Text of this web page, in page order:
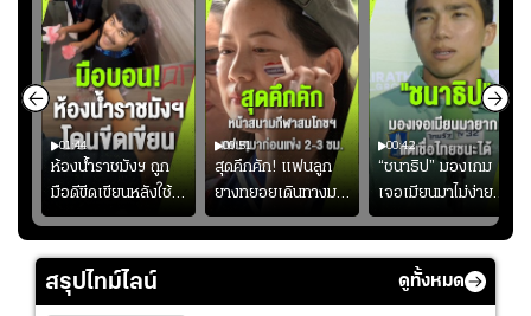
01:44
ห้องน้ำราชมังฯ ถูก
มือดีขีดเขียนหลังใช้
งานเพียงนัดเดียว
สมาคมฟุตบอลฯ
วอนแฟนบอลร่วมกัน
ดูแล
00:51
สุดคึกคัก! แฟนลูก
ยางทยอยเดินทางมา
หน้าสนามกีฬา
สมโภชฯ กันอย่าง
00:42
“ชนาธิป” มองเกม
เจอเมียนมาไม่ง่าย
ยอมรับเป็นงานยาก
สำหรับทีมชาติไทย
แต่เชื่อมั่นศักยภาพ
ของทัพช้างศึก
สรุปไทม์ไลน์ ดูทั้งหมด